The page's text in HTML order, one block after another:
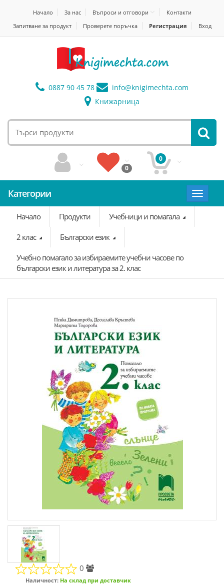
Начало За нас Въпроси и отговори
Контакти
Запитване за продукт
Проверете поръчка Регистрация Вход
0887 90 45 78 info@knigimechta.com
Книжарница
0
0
Категории
Toggle
Начало
Продукти Учебници и помагала
2 клас Български език
Учебно помагало за избираемите учебни часове по
български език и литература за 2. клас
0
Наличност: На склад при доставчик